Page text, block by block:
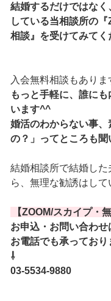
結婚するだけではな
している当相談所の『
相談』 を受けてみて
入会無料相談もありま
もっと手軽に、誰に
います^^
婚活のわからない事
の？」ってところも
結婚相談所で結婚し
ら、無理な勧誘はして
【ZOOM/スカイプ・
お申込・お問い合わせ
お電話でも承っており
⇩
03-5534-9880